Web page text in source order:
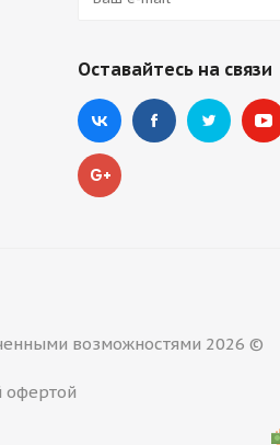
Оставайтесь на связи
возможностями 2026 ©
офертой